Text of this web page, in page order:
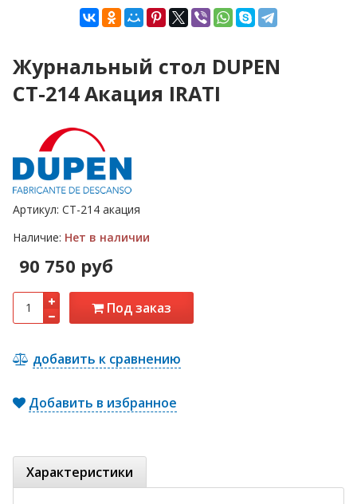
Журнальный стол DUPEN
СТ-214 Акация IRATI
Артикул: СТ-214 акация
Наличие: Нет в наличии
90 750 руб
Под заказ
добавить к сравнению
Добавить в избранное
Характеристики